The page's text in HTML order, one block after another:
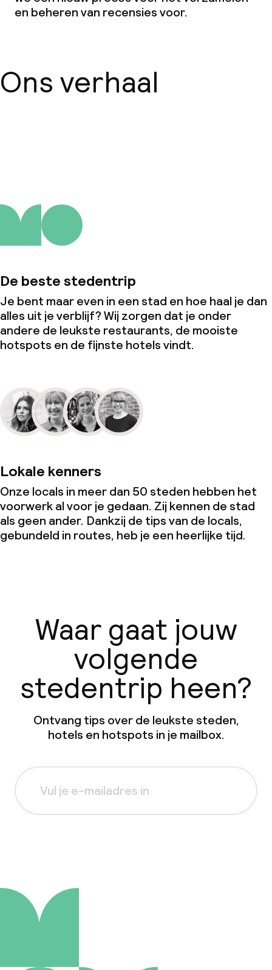
en beheren van recensies voor.
Ons verhaal
De beste stedentrip
Je bent maar even in een stad en hoe haal je dan
alles uit je verblijf? Wij zorgen dat je onder
andere de leukste restaurants, de mooiste
hotspots en de fijnste hotels vindt.
Lokale kenners
Onze locals in meer dan 50 steden hebben het
voorwerk al voor je gedaan. Zij kennen de stad
als geen ander. Dankzij de tips van de locals,
gebundeld in routes, heb je een heerlijke tijd.
Waar gaat jouw
volgende
stedentrip heen?
Ontvang tips over de leukste steden,
hotels en hotspots in je mailbox.